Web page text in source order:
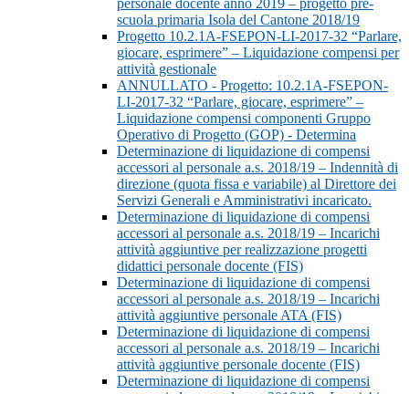
personale docente anno 2019 – progetto pre-
scuola primaria Isola del Cantone 2018/19
Progetto 10.2.1A-FSEPON-LI-2017-32 “Parlare,
giocare, esprimere” – Liquidazione compensi per
attività gestionale
ANNULLATO - Progetto: 10.2.1A-FSEPON-
LI-2017-32 “Parlare, giocare, esprimere” –
Liquidazione compensi componenti Gruppo
Operativo di Progetto (GOP) - Determina
Determinazione di liquidazione di compensi
accessori al personale a.s. 2018/19 – Indennità di
direzione (quota fissa e variabile) al Direttore dei
Servizi Generali e Amministrativi incaricato.
Determinazione di liquidazione di compensi
accessori al personale a.s. 2018/19 – Incarichi
attività aggiuntive per realizzazione progetti
didattici personale docente (FIS)
Determinazione di liquidazione di compensi
accessori al personale a.s. 2018/19 – Incarichi
attività aggiuntive personale ATA (FIS)
Determinazione di liquidazione di compensi
accessori al personale a.s. 2018/19 – Incarichi
attività aggiuntive personale docente (FIS)
Determinazione di liquidazione di compensi